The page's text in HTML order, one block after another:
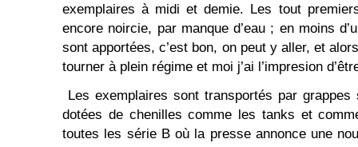
exemplaires à midi et demie. Les tout
encore noircie, par manque d’eau ; en moins
sont apportées, c’est bon, on peut y aller, et
tourner à plein régime et moi j’ai l’impresion
Les exemplaires sont transportés par
dotées de chenilles comme les tanks et
toutes les série B où la presse annonce une